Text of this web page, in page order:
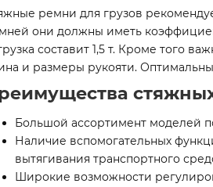
ремни для грузов
они должны иметь
составит 1,5 т. Кроме того
и размеры рукояти.
Большой ассортимент моделей
Наличие вспомогательных
вытягивания транспортного
Широкие возможности